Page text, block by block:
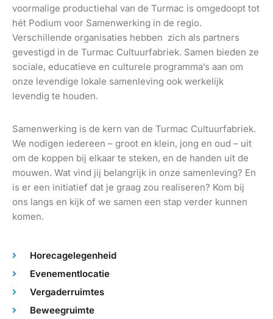
voormalige productiehal van de Turmac is omgedoopt tot
hét Podium voor Samenwerking in de regio.
Verschillende organisaties hebben zich als partners
gevestigd in de Turmac Cultuurfabriek. Samen bieden ze
sociale, educatieve en culturele programma’s aan om
onze levendige lokale samenleving ook werkelijk
levendig te houden.
Samenwerking is de kern van de Turmac Cultuurfabriek.
We nodigen iedereen – groot en klein, jong en oud – uit
om de koppen bij elkaar te steken, en de handen uit de
mouwen. Wat vind jij belangrijk in onze samenleving? En
is er een initiatief dat je graag zou realiseren? Kom bij
ons langs en kijk of we samen een stap verder kunnen
komen.
Horecagelegenheid
Evenementlocatie
Vergaderruimtes
Beweegruimte